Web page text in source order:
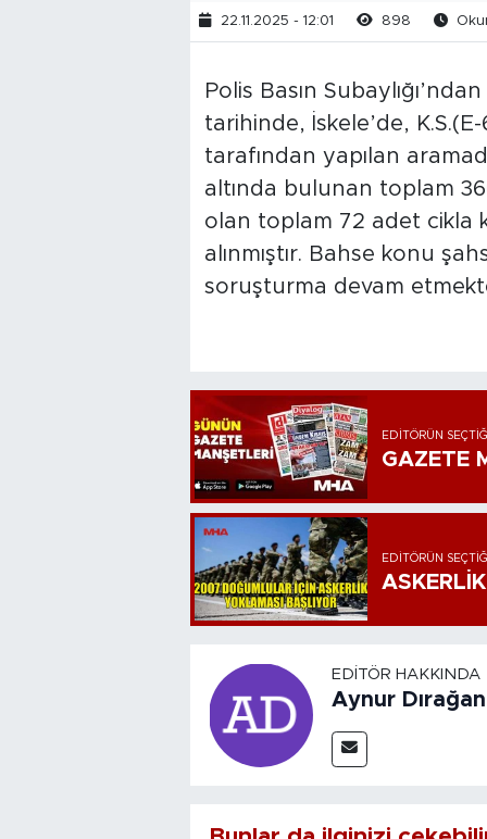
22.11.2025 - 12:01 898
Polis Basın
tarihinde, İskele’de,
tarafından yapılan
altında bulunan toplam
olan toplam 72 adet cikla
alınmıştır. Bahse konu
soruşturma devam
EDITÖRÜN SEÇTIĞI
GAZETE
EDITÖRÜN SEÇTIĞI
EDITÖR HAKKINDA
Aynur Dırağan